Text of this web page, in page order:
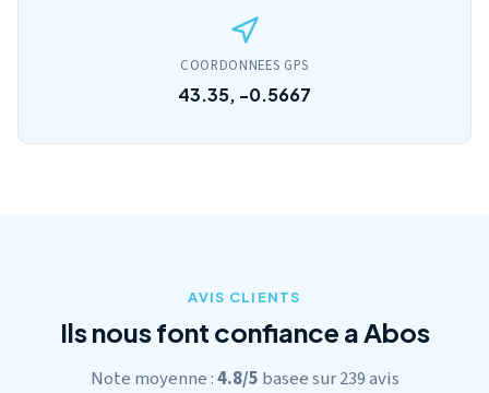
COORDONNEES GPS
43.35, -0.5667
AVIS CLIENTS
Ils nous font confiance a Abos
Note moyenne :4.8/5 basee sur 239 avis